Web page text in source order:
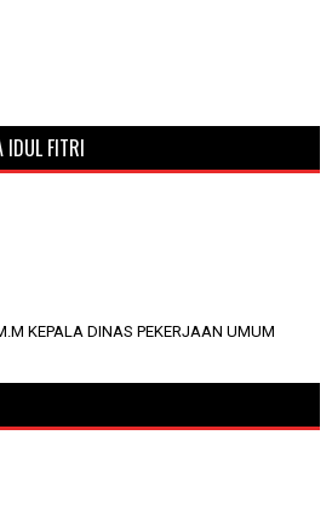
IDUL FITRI
KEPALA DINAS PEKERJAAN UMUM